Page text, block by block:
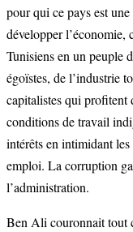
pour qui ce pays est
développer l’économie,
Tunisiens en un peuple
égoïstes, de l’industrie
capitalistes qui profitent
conditions de travail
intérêts en intimidant
emploi. La corruption
l’administration.
Ben Ali couronnait tout